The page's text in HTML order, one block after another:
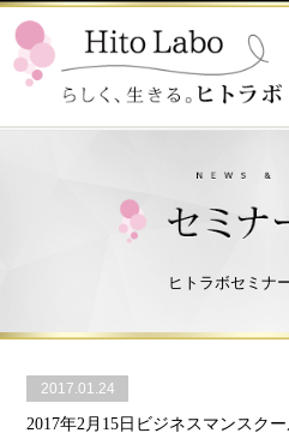
ヒトラボセミナ
2017.01.24
2017年2月15日ビジネスマンスク